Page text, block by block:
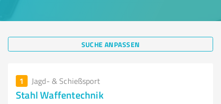
SUCHE ANPASSEN
1 Jagd- & Schießsport
Stahl Waffentechnik